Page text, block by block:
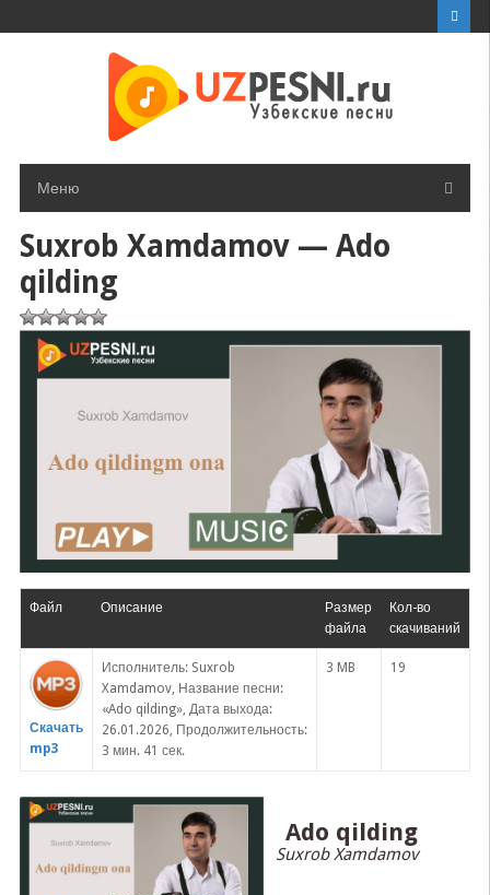
Меню
Suxrob Xamdamov — Ado
qilding
Файл Описание
Размер
файла
Кол-во
скачиваний
Скачать
mp3
Исполнитель: Suxrob
Xamdamov, Название песни:
«Ado qilding», Дата выхода:
26.01.2026, Продолжительность:
3 мин. 41 сек.
3 MB 19
Ado qilding
Suxrob Xamdamov